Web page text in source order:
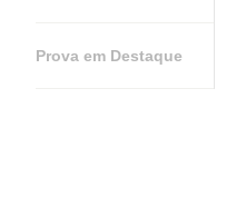
Prova em Destaque